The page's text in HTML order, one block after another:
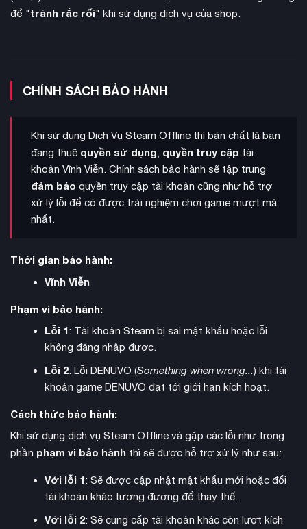
Yokai Shift
cho phép hóa thân thành quỷ dữ để tung ra
những đòn đánh uy lực, cùng cơ chế Dark Realm khiến chiến
Darkness in the Capitalvà The First Samurai
bạn chinh phục.
Đỉnh cao của bộ sưu tập làNioh 3– bước tiến hóa vượt bậc
của series với bối cảnh “The Crucible”. Lần đầu tiên, dòng
game giới thiệu cơ chế
thủ tự do khám phá những ngôi làng hoang tàn và đối mặt
với Yokai trong một thế giới liền mạch đầy căng thẳng. Hệ
thống chiến đấu được cách tân với khả năng chuyển đổi tức
(đối đầu trực diện)
và
(tốc độ và kỹ thuật), tạo nên những chuỗi
combo đẹp mắt và chết chóc.
để "tránh rắc rối" khi sử dụng dịch vụ của shop.
CHÍNH SÁCH BẢO HÀNH
Khi sử dụng Dịch Vụ Steam Offline thì bản chất là bạn
đang thuê quyền sử dụng, quyền truy cập tài
khoản Vĩnh Viễn. Chính sách bảo hành sẽ tập trung
đảm bảo quyền truy cập tài khoản cũng như hỗ trợ
xử lý lỗi để có được trải nghiệm chơi game mượt mà
nhất.
Thời gian bảo hành:
Vĩnh Viễn
Phạm vi bảo hành:
Lỗi 1: Tài khoản Steam bị sai mật khẩu hoặc lỗi
không đăng nhập được.
Lỗi 2: Lỗi DENUVO (Something when wrong...) khi tài
khoản game DENUVO đạt tới giới hạn kích hoạt.
Cách thức bảo hành:
Khi sử dụng dịch vụ Steam Offline và gặp các lỗi như trong
phần phạm vi bảo hành thì sẽ được hỗ trợ xử lý như sau:
Với lỗi 1: Sẽ được cập nhật mật khẩu mới hoặc đổi
tài khoản khác tương đương để thay thế.
Với lỗi 2: Sẽ cung cấp tài khoản khác còn lượt kích